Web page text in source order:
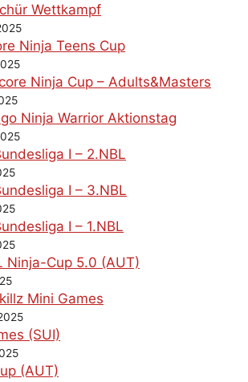
Wettkampf
Ninja Teens Cup
Ninja Cup – Adults&Masters
Ninja Warrior Aktionstag
I – 2.NBL
I – 3.NBL
I – 1.NBL
Ninja-Cup 5.0 (AUT)
Mini Games
(SUI)
(AUT)